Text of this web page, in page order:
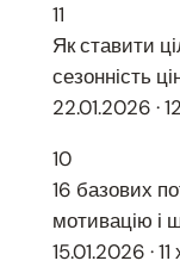
11
Як ставити
сезонність
22.01.2026 ·
10
16 базових
мотивацію і
15.01.2026 · 11